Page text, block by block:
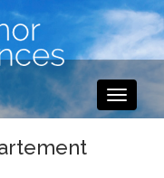
Toggle